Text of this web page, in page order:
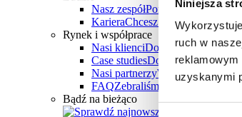
Niniejsza
ruch w
uzyskanymi
Wybór
Nasz zespółPonad 25
KarieraChcesz do nas
Rynek i współprace
Nasi klienciDowiedz się, z
Case studiesDowiedz się, jakie
Nasi partnerzyWspółpracujemy
FAQZebraliśmy wszystkie
Bądź na bieżąco